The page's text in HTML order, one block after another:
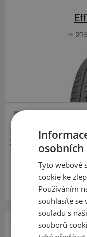
5 940 Kč
3 992 Kč
SKLADEM
Na
Tyto webové
cookie ke
Používáním
souhlasíte se
souladu s
souborů